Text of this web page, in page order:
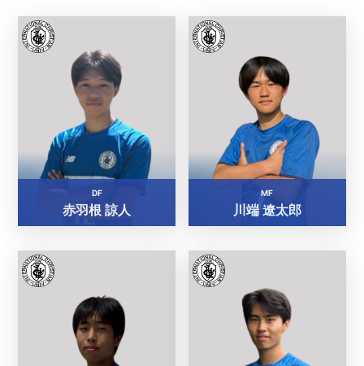
DF
赤羽根 諒人
MF
川端 遼太郎